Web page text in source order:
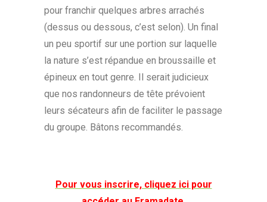
pour franchir quelques arbres arrachés
(dessus ou dessous, c’est selon). Un final
un peu sportif sur une portion sur laquelle
la nature s’est répandue en broussaille et
épineux en tout genre. Il serait judicieux
que nos randonneurs de tête prévoient
leurs sécateurs afin de faciliter le passage
du groupe. Bâtons recommandés.
Pour vous inscrire, cliquez ici pour